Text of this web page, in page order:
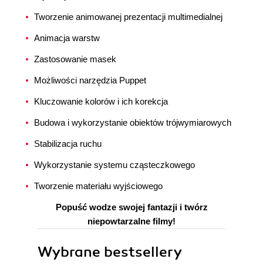
Tworzenie animowanej prezentacji multimedialnej
Animacja warstw
Zastosowanie masek
Możliwości narzędzia Puppet
Kluczowanie kolorów i ich korekcja
Budowa i wykorzystanie obiektów trójwymiarowych
Stabilizacja ruchu
Wykorzystanie systemu cząsteczkowego
Tworzenie materiału wyjściowego
Popuść wodze swojej fantazji i twórz
niepowtarzalne filmy!
Wybrane bestsellery